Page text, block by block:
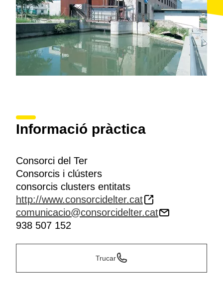
Informació pràctica
Consorci del Ter
Consorcis i clústers
consorcis clusters entitats
http://www.consorcidelter.cat
comunicacio@consorcidelter.cat
938 507 152
Trucar